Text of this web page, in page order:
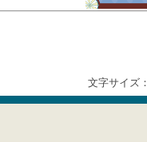
文字サイズ：